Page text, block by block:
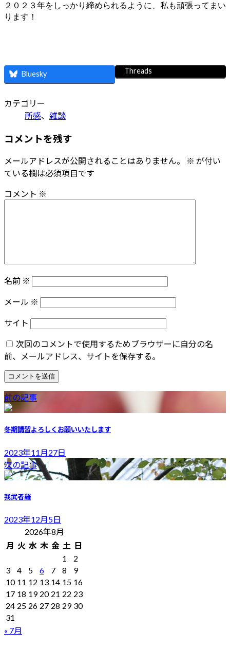
２０２３年をしっかり締められるように、私も頑張ってまい
ります！
Bluesky Threads
カテゴリー
所感、 雑談
コメントを残す
メールアドレスが公開されることはありません。 ※ が付い
ている欄は必須項目です
コメント ※
名前 ※
メール ※
サイト
次回のコメントで使用するためブラウザーに自分の名
前、メールアドレス、サイトを保存する。
前の記事
冬期講習よろしくお願いいたします
2023年11月27日
次の記事
我武者羅
2023年12月5日
2026年8月
月 火 水 木 金 土 日
1
2
3
4 5 6 7 8
9
10 11 12 13 14 15 16
17 18 19 20 21 22 23
24 25 26 27 28 29 30
31
« 7月